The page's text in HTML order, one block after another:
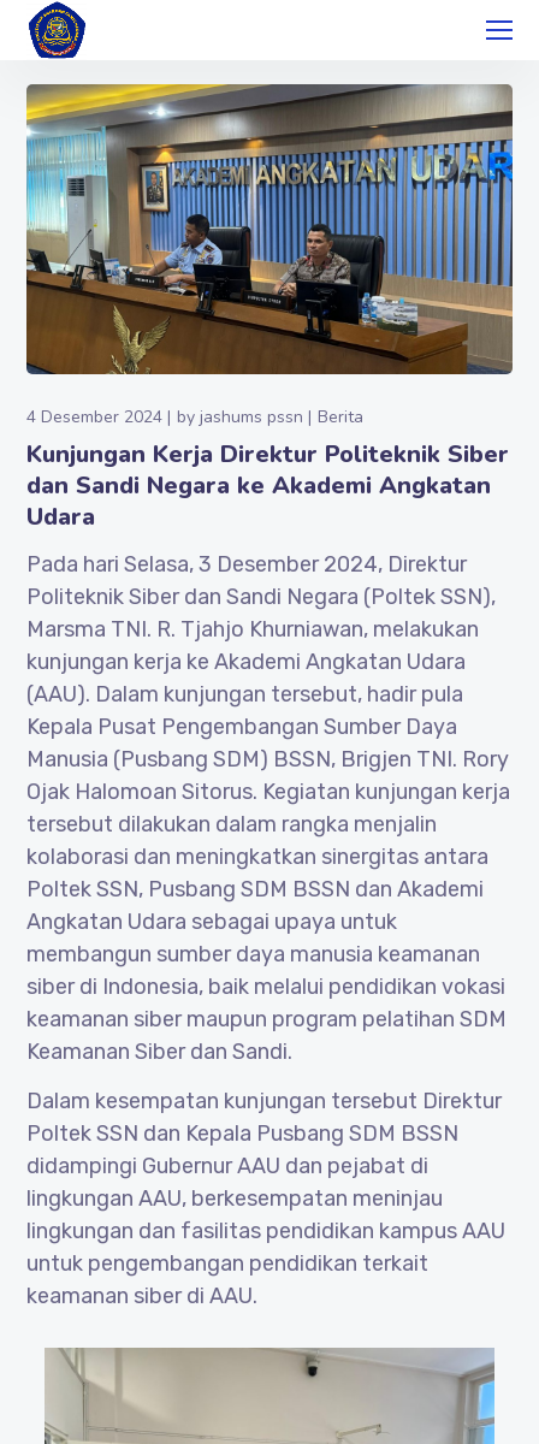
4 Desember 2024 byjashums pssn Berita
Kunjungan Kerja Direktur Politeknik Siber
dan Sandi Negara ke Akademi Angkatan
Udara
Pada hari Selasa, 3 Desember 2024, Direktur
Politeknik Siber dan Sandi Negara (Poltek SSN),
Marsma TNI. R. Tjahjo Khurniawan, melakukan
kunjungan kerja ke Akademi Angkatan Udara
(AAU). Dalam kunjungan tersebut, hadir pula
Kepala Pusat Pengembangan Sumber Daya
Manusia (Pusbang SDM) BSSN, Brigjen TNI. Rory
Ojak Halomoan Sitorus. Kegiatan kunjungan kerja
tersebut dilakukan dalam rangka menjalin
kolaborasi dan meningkatkan sinergitas antara
Poltek SSN, Pusbang SDM BSSN dan Akademi
Angkatan Udara sebagai upaya untuk
membangun sumber daya manusia keamanan
siber di Indonesia, baik melalui pendidikan vokasi
keamanan siber maupun program pelatihan SDM
Keamanan Siber dan Sandi.
Dalam kesempatan kunjungan tersebut Direktur
Poltek SSN dan Kepala Pusbang SDM BSSN
didampingi Gubernur AAU dan pejabat di
lingkungan AAU, berkesempatan meninjau
lingkungan dan fasilitas pendidikan kampus AAU
untuk pengembangan pendidikan terkait
keamanan siber di AAU.